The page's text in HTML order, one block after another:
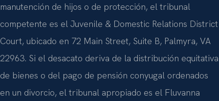
manutención de hijos o de protección, el tribunal
competente es el Juvenile & Domestic Relations District
Court, ubicado en 72 Main Street, Suite B, Palmyra, VA
22963. Si el desacato deriva de la distribución equitativa
de bienes o del pago de pensión conyugal ordenados
en un divorcio, el tribunal apropiado es el Fluvanna